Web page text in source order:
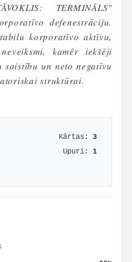
TERMINĀLS"
defenestrāciju.
korporatīvo aktīvu,
kamēr iekšēji
un neto negatīvu
struktūrai.
Kārtas:
3
Upuri:
1